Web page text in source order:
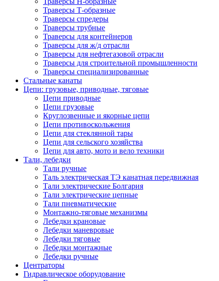
Траверсы Т-образные
Траверсы спредеры
Траверсы трубные
Траверсы для контейнеров
Траверсы для ж/д отрасли
Траверсы для нефтегазовой отрасли
Траверсы для строительной промышленности
Траверсы специализированные
Стальные канаты
Цепи: грузовые, приводные, тяговые
Цепи приводные
Цепи грузовые
Круглозвенные и якорные цепи
Цепи противоскольжения
Цепи для стеклянной тары
Цепи для сельского хозяйства
Цепи для авто, мото и вело техники
Тали, лебедки
Тали ручные
Таль электрическая ТЭ канатная передвижная
Тали электрические Болгария
Тали электрические цепные
Тали пневматические
Монтажно-тяговые механизмы
Лебедки крановые
Лебедки маневровые
Лебедки тяговые
Лебедки монтажные
Лебедки ручные
Центраторы
Гидравлическое оборудование